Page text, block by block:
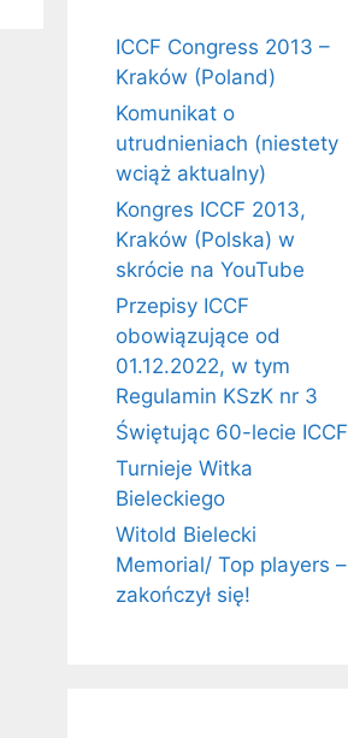
ICCF Congress 2013 –
Kraków (Poland)
Komunikat o
utrudnieniach (niestety
wciąż aktualny)
Kongres ICCF 2013,
Kraków (Polska) w
skrócie na YouTube
Przepisy ICCF
obowiązujące od
01.12.2022, w tym
Regulamin KSzK nr 3
Świętując 60-lecie ICCF
Turnieje Witka
Bieleckiego
Witold Bielecki
Memorial/ Top players –
zakończył się!